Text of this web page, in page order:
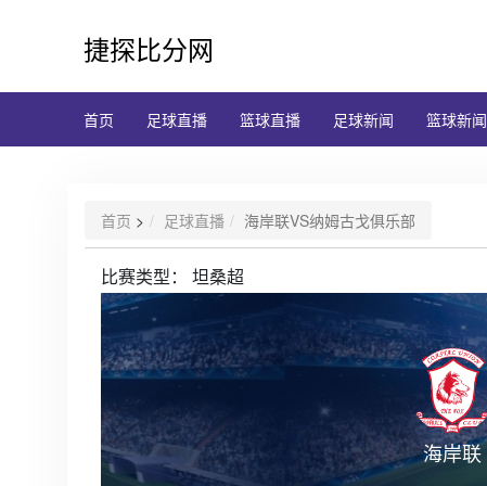
捷探比分网
首页 足球直播 篮球直播 足球新闻 篮球新闻
首页 > 足球直播 海岸联VS纳姆古戈俱乐部
比赛类型： 坦桑超
海岸联